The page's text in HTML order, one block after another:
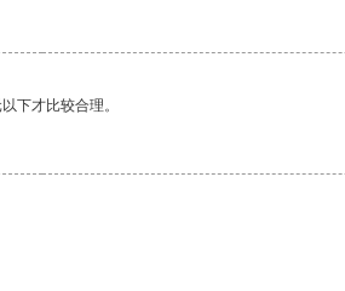
下才比较合理。